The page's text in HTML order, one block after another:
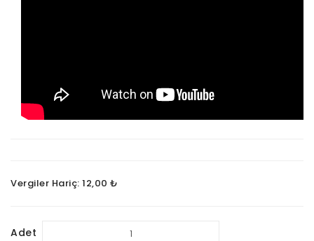
Vergiler Hariç: 12,00 ₺
Adet